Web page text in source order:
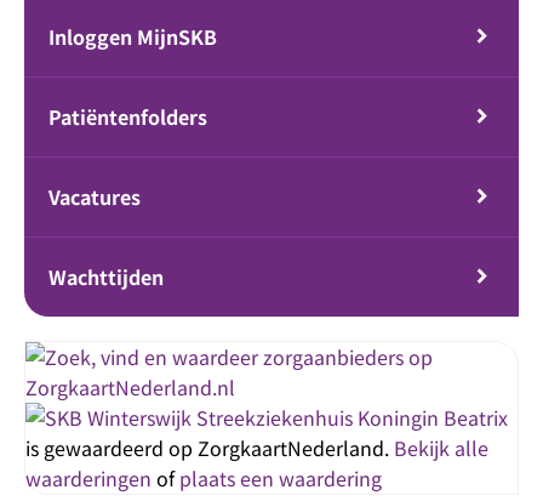
Inloggen MijnSKB
Patiëntenfolders
Vacatures
Wachttijden
Streekziekenhuis Koningin Beatrix
is gewaardeerd op ZorgkaartNederland. Bekijk alle
waarderingen ofplaats een waardering